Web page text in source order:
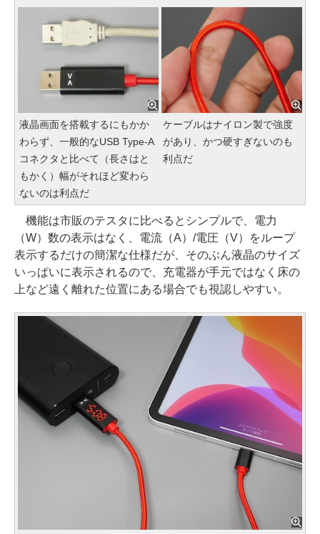
液晶画面を搭載するにもかか
わらず、一般的なUSB Type-A
コネクタと比べて（長さはと
もかく）幅がそれほど変わら
ないのは利点だ
ケーブルはナイロン製で強度
があり、かつ硬すぎないのも
利点だ
機能は市販のテスタに比べるとシンプルで、電力
（W）数の表示はなく、電流（A）/電圧（V）をループ
表示するだけの簡潔な仕様だが、そのぶん液晶のサイズ
いっぱいに表示されるので、充電器が手元ではなく床の
上など遠く離れた位置にある場合でも視認しやすい。